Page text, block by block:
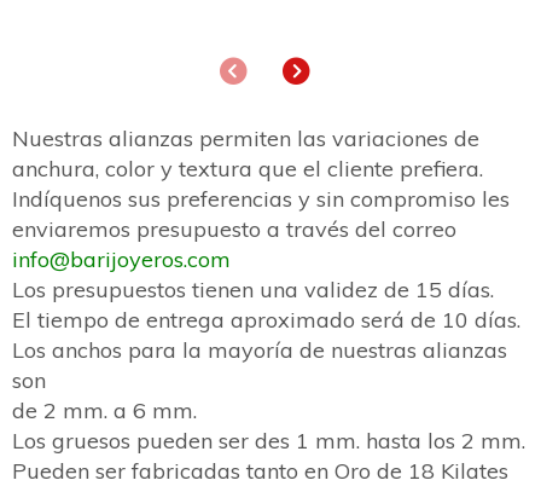
AnteriorSiguiente
Nuestras alianzas permiten las variaciones de
anchura, color y textura que el cliente prefiera.
Indíquenos sus preferencias y sin compromiso les
enviaremos presupuesto a través del correo
info@barijoyeros.com
Los presupuestos tienen una validez de 15 días.
El tiempo de entrega aproximado será de 10 días.
Los anchos para la mayoría de nuestras alianzas
son
de 2 mm. a 6 mm.
Los gruesos pueden ser des 1 mm. hasta los 2 mm.
Pueden ser fabricadas tanto en Oro de 18 Kilates